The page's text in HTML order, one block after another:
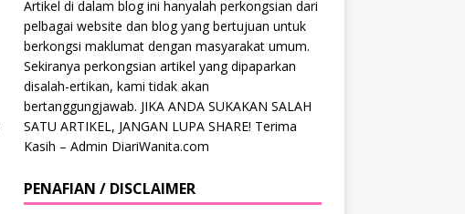
Artikel di dalam blog ini hanyalah perkongsian dari
pelbagai website dan blog yang bertujuan untuk
berkongsi maklumat dengan masyarakat umum.
Sekiranya perkongsian artikel yang dipaparkan
disalah-ertikan, kami tidak akan
bertanggungjawab. JIKA ANDA SUKAKAN SALAH
SATU ARTIKEL, JANGAN LUPA SHARE! Terima
Kasih – Admin DiariWanita.com
PENAFIAN / DISCLAIMER